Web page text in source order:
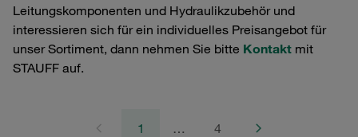
Leitungskomponenten und Hydraulikzubehör und
interessieren sich für ein individuelles Preisangebot für
unser Sortiment, dann nehmen Sie bitte Kontakt mit
STAUFF auf.
1 … 4